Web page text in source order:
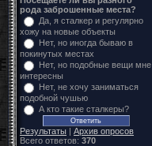
рода заброшенные места?
Да, я сталкер и регулярно
хожу на новые объекты
Нет, но иногда бываю в
покинутых местах
Нет, но подобные вещи мне
интересны
Нет, не хочу заниматься
подобной чушью
А кто такие сталкеры?
Результаты | Архив опросов
Всего ответов: 370